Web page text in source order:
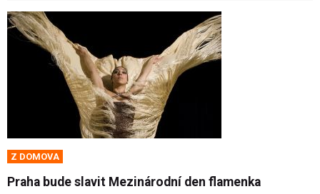
Z DOMOVA
Praha bude slavit Mezinárodní den flamenka